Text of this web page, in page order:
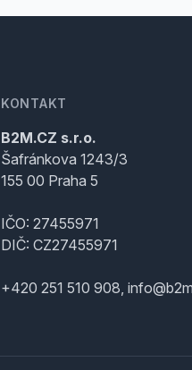
KONTAKT
B2M.CZ s.r.o.
Šafránkova 1243/3
155 00 Praha 5
IČO: 27455971
DIČ: CZ27455971
+420 251 510 908,